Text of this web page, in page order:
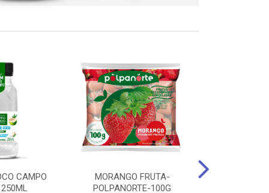
CAMPO
MORANGO FRUTA-
POLPANORTE-100G